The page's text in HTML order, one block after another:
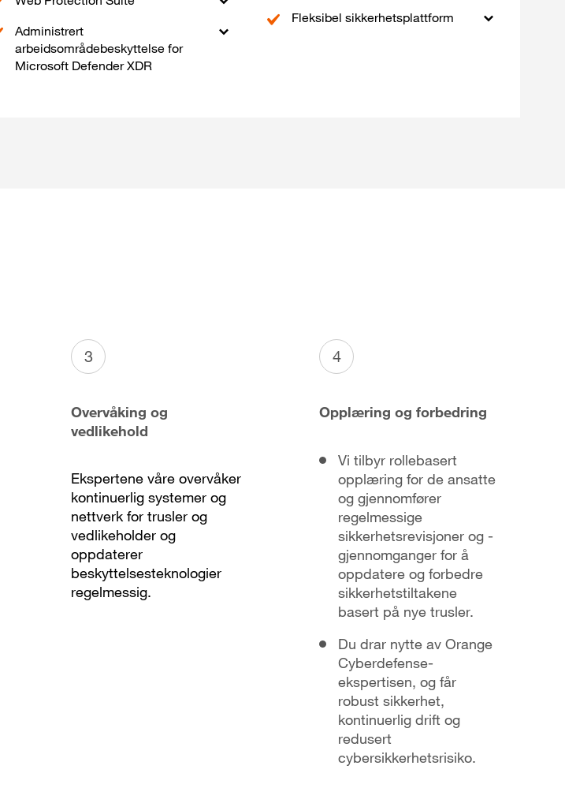
Administrert
arbeidsområdebeskyttelse for
Microsoft Defender XDR
Fleksibel sikkerhetsplattform
3
Overvåking og
vedlikehold
Ekspertene våre overvåker
kontinuerlig systemer og
nettverk for trusler og
vedlikeholder og
oppdaterer
beskyttelsesteknologier
regelmessig.
4
Opplæring og forbedring
Vi tilbyr rollebasert
opplæring for de ansatte
og gjennomfører
regelmessige
sikkerhetsrevisjoner og -
gjennomganger for å
oppdatere og forbedre
sikkerhetstiltakene
basert på nye trusler.
Du drar nytte av Orange
Cyberdefense-
ekspertisen, og får
robust sikkerhet,
kontinuerlig drift og
redusert
cybersikkerhetsrisiko.